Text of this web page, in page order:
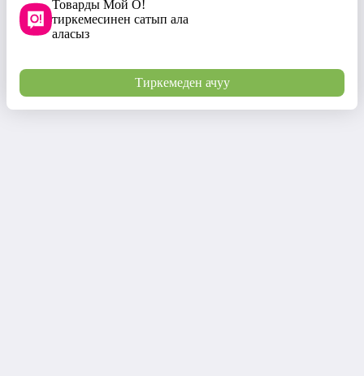
Товарды Мой О!
тиркемесинен сатып ала
аласыз
Тиркемеден ачуу